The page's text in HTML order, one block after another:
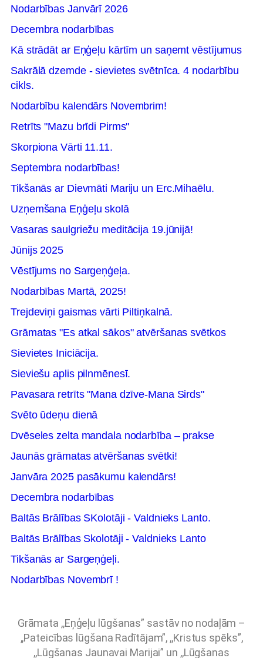
Nodarbības Janvārī 2026
Decembra nodarbības
Kā strādāt ar Eņģeļu kārtīm un saņemt vēstījumus
Sakrālā dzemde - sievietes svētnīca. 4 nodarbību
cikls.
Nodarbību kalendārs Novembrim!
Retrīts "Mazu brīdi Pirms"
Skorpiona Vārti 11.11.
Septembra nodarbības!
Tikšanās ar Dievmāti Mariju un Erc.Mihaēlu.
Uzņemšana Eņģeļu skolā
Vasaras saulgriežu meditācija 19.jūnijā!
Jūnijs 2025
Vēstījums no Sargeņģeļa.
Nodarbības Martā, 2025!
Trejdeviņi gaismas vārti Piltiņkalnā.
Grāmatas "Es atkal sākos" atvēršanas svētkos
Sievietes Iniciācija.
Sieviešu aplis pilnmēnesī.
Pavasara retrīts "Mana dzīve-Mana Sirds"
Svēto ūdeņu dienā
Dvēseles zelta mandala nodarbība – prakse
Jaunās grāmatas atvēršanas svētki!
Janvāra 2025 pasākumu kalendārs!
Decembra nodarbības
Baltās Brālības SKolotāji - Valdnieks Lanto.
Baltās Brālības Skolotāji - Valdnieks Lanto
Tikšanās ar Sargeņģeļi.
Nodarbības Novembrī !
Grāmata ,,Eņģeļu lūgšanas” sastāv no nodaļām –
,,Pateicības lūgšana Radītājam”, ,,Kristus spēks”,
,,Lūgšanas Jaunavai Marijai” un ,,Lūgšanas